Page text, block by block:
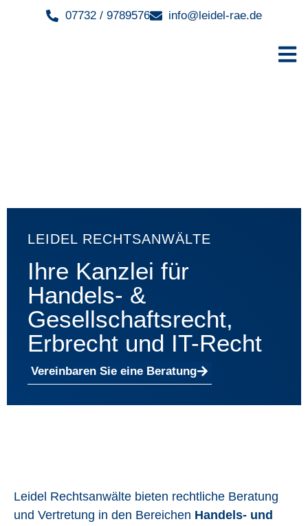
07732 / 9789576 info@leidel-rae.de
LEIDEL RECHTSANWÄLTE
Ihre Kanzlei für
Handels- &
Gesellschaftsrecht,
Erbrecht und IT-Recht
Vereinbaren Sie eine Beratung
Leidel Rechtsanwälte bieten rechtliche Beratung
und Vertretung in den Bereichen Handels- und